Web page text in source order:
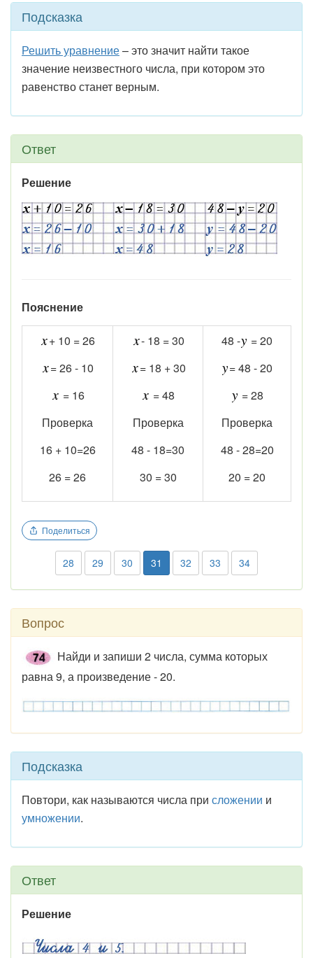
Подсказка
Решить уравнение– это значит найти такое
значение неизвестного числа, при котором это
равенство станет верным.
Ответ
Решение
Пояснение
+ 10 = 26
= 26 - 10
= 16
Проверка
16 + 10=26
26 = 26
- 18 = 30
= 18 + 30
= 48
Проверка
48 - 18=30
30 = 30
48 -
= 20
= 48 - 20
= 28
Проверка
48 - 28=20
20 = 20
Поделиться
28 29 30 31 32 33 34
Вопрос
Найди и запиши 2 числа, сумма которых
равна 9, а произведение - 20.
Подсказка
Повтори, как называются числа при сложении и
умножении.
Ответ
Решение